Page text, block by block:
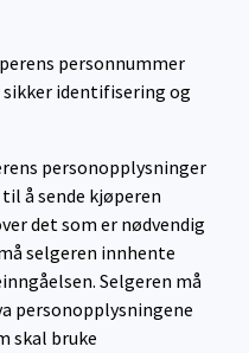
personnummer
identifisering og
personopplysninger
å sende kjøperen
det som er nødvendig
selgeren innhente
Selgeren må
personopplysningene
skal bruke